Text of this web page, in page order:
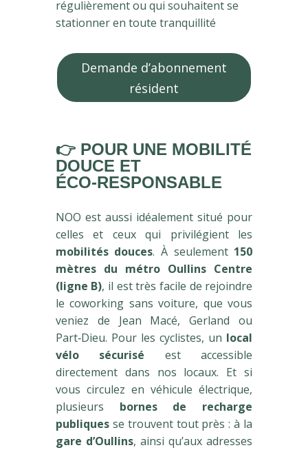
régulièrement ou qui souhaitent se
stationner en toute tranquillité
Demande d’abonnement
résident
👉 POUR UNE MOBILITÉ
DOUCE ET
ÉCO‑RESPONSABLE
NOO est aussi idéalement situé pour
celles et ceux qui privilégient les
mobilités douces. À seulement 150
mètres du métro Oullins Centre
(ligne B), il est très facile de rejoindre
le coworking sans voiture, que vous
veniez de Jean Macé, Gerland ou
Part‑Dieu. Pour les cyclistes, un local
vélo sécurisé est accessible
directement dans nos locaux. Et si
vous circulez en véhicule électrique,
plusieurs bornes de recharge
publiquesse trouvent tout près : à la
gare d’Oullins, ainsi qu’aux adresses